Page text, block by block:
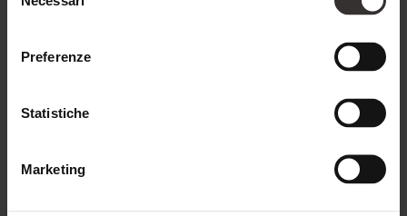
del
Preferenze
Statistiche
Marketing